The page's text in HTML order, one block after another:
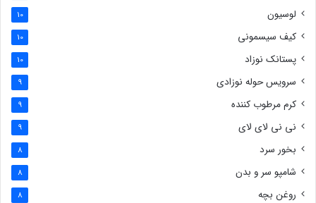
لوسیون 10
کیف سیسمونی 10
پستانک نوزاد 10
سرویس حوله نوزادی 9
کرم مرطوب کننده 9
نی نی لای لای 9
بخور سرد 8
شامپو سر و بدن 8
روغن بچه 8